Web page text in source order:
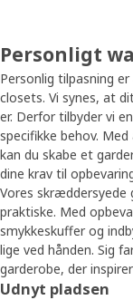
Personligt
Personlig tilpasning
closets. Vi synes, at
er. Derfor tilbyder vi
specifikke behov.
kan du skabe et
dine krav til
Vores skræddersyede
praktiske. Med
smykkeskuffer og
lige ved hånden. Sig
garderobe, der
Udnyt pladsen